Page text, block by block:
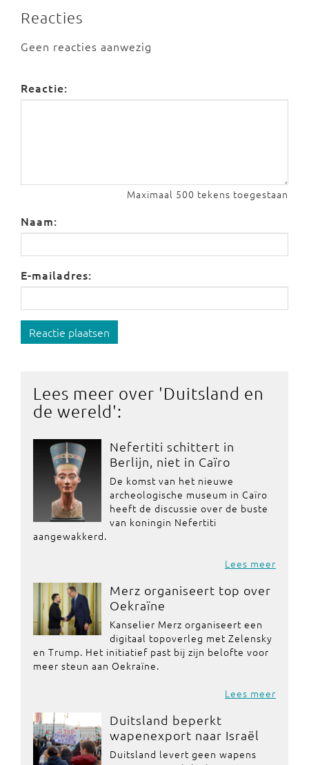
Reacties
Geen reacties aanwezig
Reactie:
Maximaal 500 tekens toegestaan
Naam:
E-mailadres:
Reactie plaatsen
Lees meer over 'Duitsland en
de wereld':
Nefertiti schittert in
Berlijn, niet in Caïro
De komst van het nieuwe
archeologische museum in Caïro
heeft de discussie over de buste
van koningin Nefertiti
aangewakkerd.
Lees meer
Merz organiseert top over
Oekraïne
Kanselier Merz organiseert een
digitaal topoverleg met Zelensky
en Trump. Het initiatief past bij zijn belofte voor
meer steun aan Oekraïne.
Lees meer
Duitsland beperkt
wapenexport naar Israël
Duitsland levert geen wapens